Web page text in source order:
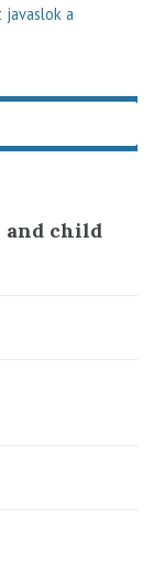
javaslok a
child